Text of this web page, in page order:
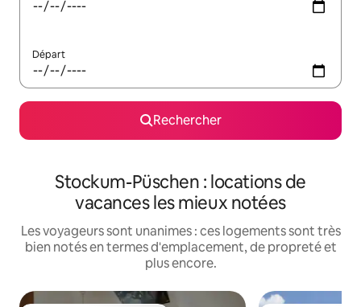
Départ
Rechercher
Stockum-Püschen : locations de
vacances les mieux notées
Les voyageurs sont unanimes : ces logements sont très
bien notés en termes d'emplacement, de propreté et
plus encore.